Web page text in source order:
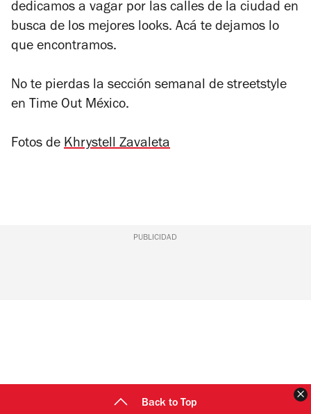
dedicamos a vagar por las calles de la ciudad en
busca de los mejores looks. Acá te dejamos lo
que encontramos.
No te pierdas la sección semanal de streetstyle
en Time Out México.
Fotos de Khrystell Zavaleta
PUBLICIDAD
Back to Top